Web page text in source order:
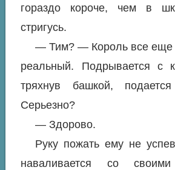
гораздо короче, чем в
стригусь.
— Тим? — Король все еще
реальный. Подрывается с
тряхнув башкой,
Серьезно?
— Здорово.
Руку пожать ему не
наваливается со